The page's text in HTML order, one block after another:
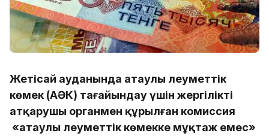
Жетісай ауданында атаулы әлеуметтік
көмек (АӘК) тағайындау үшін жергілікті
атқарушы органмен құрылған комиссия
«атаулы әлеуметтік көмекке мұқтаж емес»